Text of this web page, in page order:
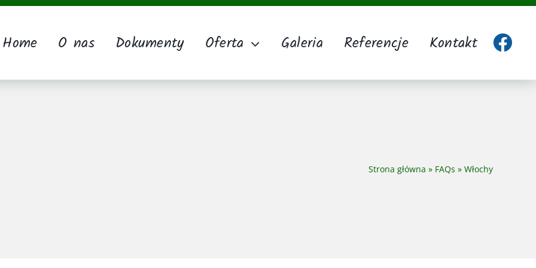
Home O nas Dokumenty Oferta Galeria Referencje Kontakt
Strona główna » FAQs » Włochy